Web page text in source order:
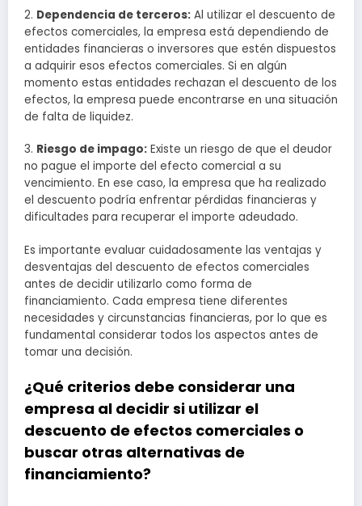
2. Dependencia de terceros: Al utilizar el descuento de
efectos comerciales, la empresa está dependiendo de
entidades financieras o inversores que estén dispuestos
a adquirir esos efectos comerciales. Si en algún
momento estas entidades rechazan el descuento de los
efectos, la empresa puede encontrarse en una situación
de falta de liquidez.
3. Riesgo de impago: Existe un riesgo de que el deudor
no pague el importe del efecto comercial a su
vencimiento. En ese caso, la empresa que ha realizado
el descuento podría enfrentar pérdidas financieras y
dificultades para recuperar el importe adeudado.
Es importante evaluar cuidadosamente las ventajas y
desventajas del descuento de efectos comerciales
antes de decidir utilizarlo como forma de
financiamiento. Cada empresa tiene diferentes
necesidades y circunstancias financieras, por lo que es
fundamental considerar todos los aspectos antes de
tomar una decisión.
¿Qué criterios debe considerar una
empresa al decidir si utilizar el
descuento de efectos comerciales o
buscar otras alternativas de
financiamiento?